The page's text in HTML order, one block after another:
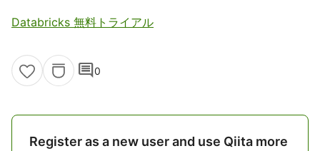
Databricks 無料トライアル
comment0
Register as a new user and use Qiita more